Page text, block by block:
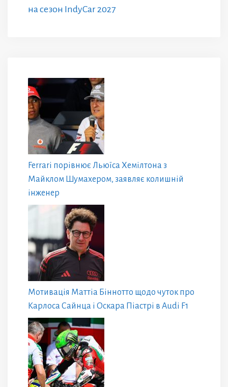
на сезон IndyCar 2027
Ferrari порівнює Льюїса Хемілтона з
Майклом Шумахером, заявляє колишній
інженер
Мотивація Маттіа Біннотто щодо чуток про
Карлоса Сайнца і Оскара Піастрі в Audi F1